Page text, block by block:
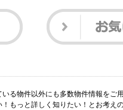
る物件以外にも多数物件情報をご
もっと詳しく知りたい！とお考え